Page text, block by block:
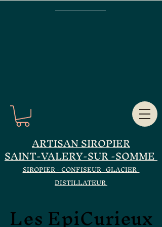
ARTISAN SIROPIER
SAINT-VALERY-SUR -SOMME
SIROPIER - CONFISEUR -GLACIER-
DISTILLATEUR
Les EpiCurieux
Les EpiCurieux